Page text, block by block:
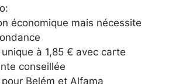
économique mais nécessite
unique à 1,85 € avec carte
conseillée
pour Belém et Alfama